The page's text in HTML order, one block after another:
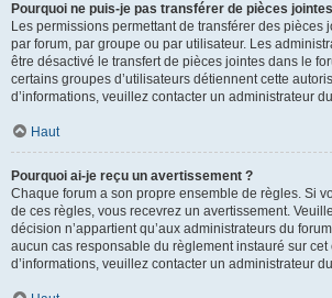
Pourquoi ne puis-je pas transférer de pièces
Les permissions permettant de transférer des pièces
par forum, par groupe ou par utilisateur. Les
être désactivé le transfert de pièces jointes dans le
certains groupes d’utilisateurs détiennent cette
d’informations, veuillez contacter un administrateur
Haut
Pourquoi ai-je reçu un avertissement ?
Chaque forum a son propre ensemble de règles. Si
de ces règles, vous recevrez un avertissement.
décision n’appartient qu’aux administrateurs du
aucun cas responsable du règlement instauré sur cet
d’informations, veuillez contacter un administrateur